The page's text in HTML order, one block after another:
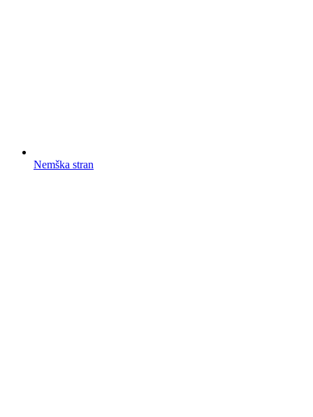
Nemška stran